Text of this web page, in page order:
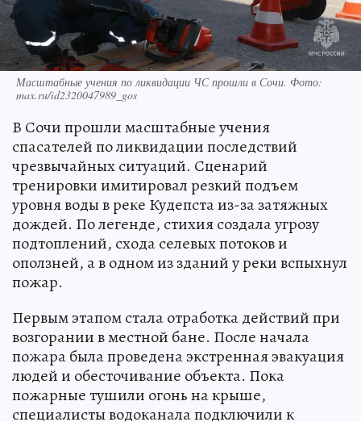
Масштабные учения по ликвидации ЧС прошли в Сочи. Фото:
max.ru/id2320047989_gos
В Сочи прошли масштабные учения
спасателей по ликвидации последствий
чрезвычайных ситуаций. Сценарий
тренировки имитировал резкий подъем
уровня воды в реке Кудепста из-за затяжных
дождей. По легенде, стихия создала угрозу
подтоплений, схода селевых потоков и
оползней, а в одном из зданий у реки вспыхнул
пожар.
Первым этапом стала отработка действий при
возгорании в местной бане. После начала
пожара была проведена экстренная эвакуация
людей и обесточивание объекта. Пока
пожарные тушили огонь на крыше,
специалисты водоканала подключили к